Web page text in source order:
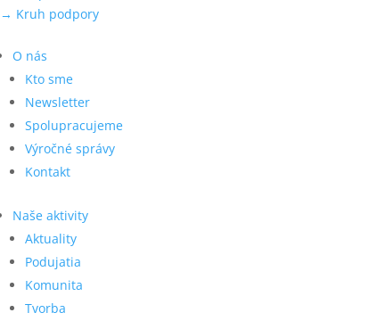
→ Kruh podpory
O nás
Kto sme
Newsletter
Spolupracujeme
Výročné správy
Kontakt
Naše aktivity
Aktuality
Podujatia
Komunita
Tvorba